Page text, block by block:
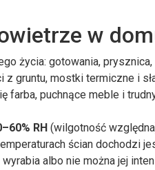
w
życia: gotowania,
gruntu, mostki termiczne i
farba, puchnące meble i
RH (wilgotność
ścian dochodzi
albo nie można jej